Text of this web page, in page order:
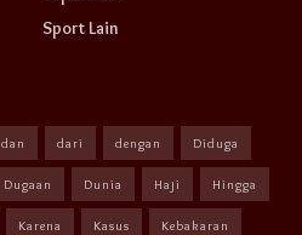
Sport Lain
dan dari dengan Diduga
Dugaan Dunia Haji Hingga
Karena Kasus Kebakaran